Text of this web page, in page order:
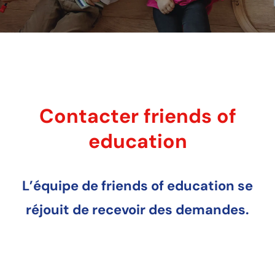
Contacter friends of
education
L’équipe de friends of education se
réjouit de recevoir des demandes.